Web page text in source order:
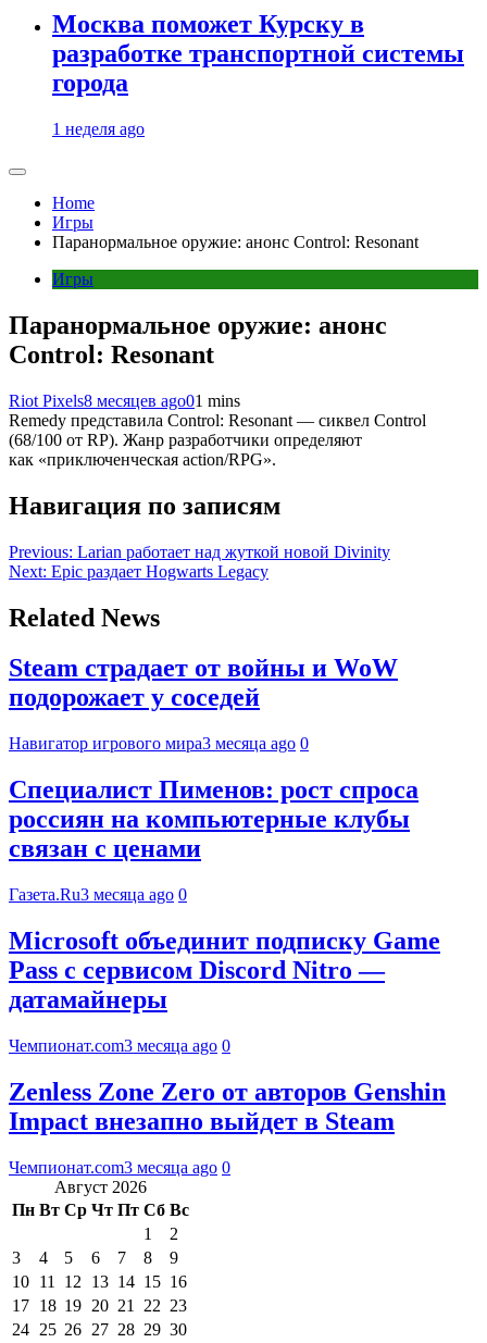
Москва поможет Курску в
разработке транспортной системы
города
1 неделя ago
Home
Игры
Паранормальное оружие: анонс Control: Resonant
Игры
Паранормальное оружие: анонс
Control: Resonant
Riot Pixels8 месяцев ago01 mins
Remedy представила Control: Resonant — сиквел Control
(68/100 от RP). Жанр разработчики определяют
как «приключенческая action/RPG».
Навигация по записям
Previous: Larian работает над жуткой новой Divinity
Next: Epic раздает Hogwarts Legacy
Related News
Steam страдает от войны и WoW
подорожает у соседей
Навигатор игрового мира3 месяца ago 0
Специалист Пименов: рост спроса
россиян на компьютерные клубы
связан с ценами
Газета.Ru3 месяца ago 0
Microsoft объединит подписку Game
Pass с сервисом Discord Nitro —
датамайнеры
Чемпионат.com3 месяца ago 0
Zenless Zone Zero от авторов Genshin
Impact внезапно выйдет в Steam
Чемпионат.com3 месяца ago 0
Август 2026
Пн Вт Ср Чт Пт Сб Вс
1
2
3
4 5 6 7 8
9
10 11 12 13 14 15 16
17 18 19 20 21 22 23
24 25 26 27 28 29 30